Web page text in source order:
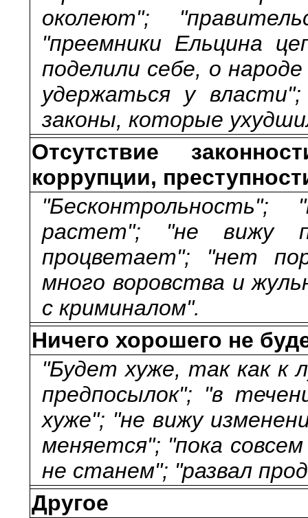
околеют";
"преемники Ельцина
поделили себе, о
удержаться у
законы, которые
Отсутствие
коррупции,
растет"; "не вижу
процветает"; "нет
много воровства и
с криминалом".
Ничего хорошего не
"Будет хуже, так как к
предпосылок"; "в
хуже"; "не вижу
меняется"; "пока
не станем"; "развал
Другое